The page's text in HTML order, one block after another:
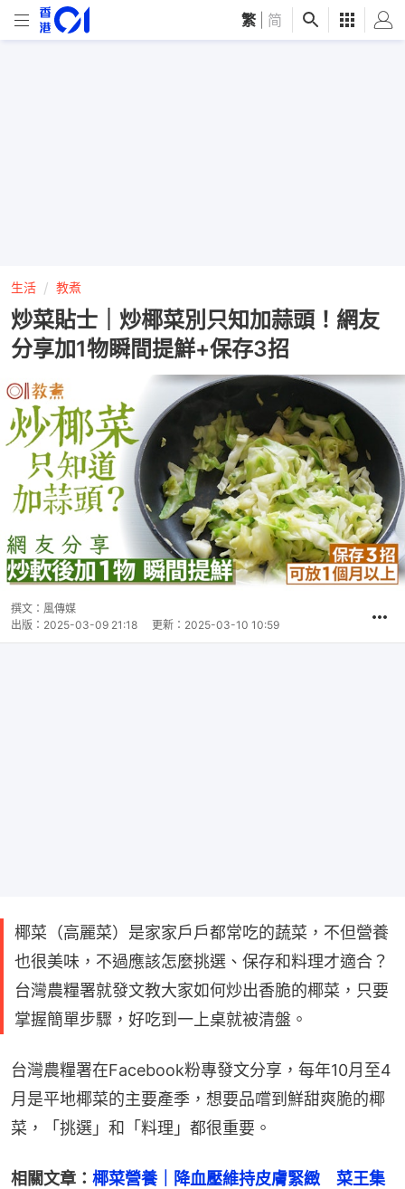
繁 简
生活 教煮
炒菜貼士｜炒椰菜別只知加蒜頭！網友
分享加1物瞬間提鮮+保存3招
撰文： 風傳媒
出版： 2025-03-09 21:18 更新： 2025-03-10 10:59
椰菜（高麗菜）是家家戶戶都常吃的蔬菜，不但營養
也很美味，不過應該怎麼挑選、保存和料理才適合？
台灣農糧署就發文教大家如何炒出香脆的椰菜，只要
掌握簡單步驟，好吃到一上桌就被清盤。
台灣農糧署在Facebook粉專發文分享，每年10月至4
月是平地椰菜的主要產季，想要品嚐到鮮甜爽脆的椰
菜，「挑選」和「料理」都很重要。
相關文章： 椰菜營養｜降血壓維持皮膚緊緻　菜王集